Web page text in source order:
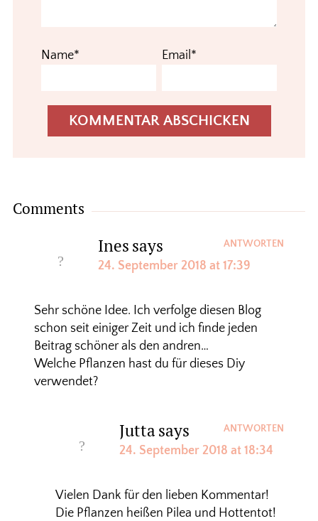
Name* Email*
Comments
Inessays
24. September 2018 at 17:39
Sehr schöne Idee. Ich verfolge diesen Blog
schon seit einiger Zeit und ich finde jeden
Beitrag schöner als den andren…
Welche Pflanzen hast du für dieses Diy
verwendet?
ANTWORTEN
Juttasays
24. September 2018 at 18:34
Vielen Dank für den lieben Kommentar!
Die Pflanzen heißen Pilea und Hottentot!
ANTWORTEN